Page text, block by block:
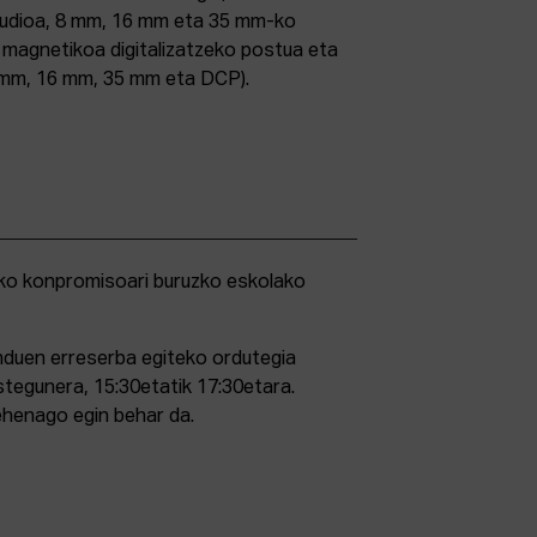
8 mm, 16 mm eta 35 mm-ko
digitalizatzeko postua eta
16 mm, 35 mm eta DCP).
erreserba egiteko ordutegia
15:30etatik 17:30etara.
egin behar da.